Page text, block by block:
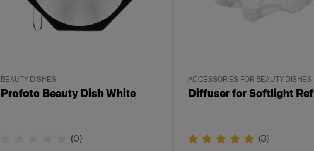
BEAUTY DISHES
Profoto Beauty Dish White
(0)
ACCESSORIES FOR BEAUTY DISHES
Diffuser for Softlight
(3)